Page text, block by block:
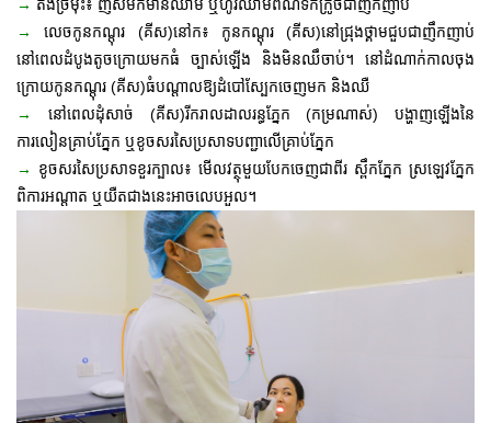
→ តឹងច្រមុះ៖ ញីសមកមានឈាម ឬហូរឈាមពណ៌ទឹកក្រូចជាញឹកញាប់
→លេចកូនកណ្តុរ (គីស)នៅក៖ កូនកណ្តុរ (គីស)នៅជ្រុងថ្គាមជួបជាញឹកញាប់
នៅពេលដំបូងតូចក្រោយមកធំ ច្បាស់ឡើង និងមិនឈឹចាប់។ នៅដំណាក់កាលចុង
ក្រោយកូនកណ្តុរ (គីស)ធំបណ្តាលឱ្យដំបៅស្បែកចេញមក និងឈឺ
→ នៅពេលដុំសាច់ (គីស)រីករាលដាលរន្ធភ្នែក (កម្រណាស់) បង្ហាញឡើងនៃ
ការលៀនគ្រាប់ភ្នែក ឬខូចសរសៃប្រសាទបញ្ជាលើគ្រាប់ភ្នែក
→
ខូចសរសៃប្រសាទខួរក្បាល៖ មើលវត្ថុមួយបែកចេញជាពីរ ស្ពឹកភ្នែក ស្រឡេវភ្នែក
ពិការអណ្តាត ឬយឺតជាងនេះអាចលេបអួល។